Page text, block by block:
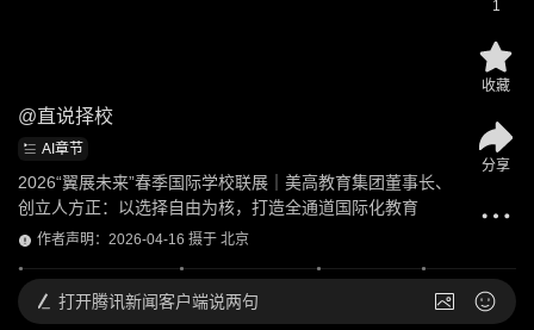
@直说择校
AI章节
2026“翼展未来”春季国际学校联展｜美高教育集团董事长、
创立人方正：以选择自由为核，打造全通道国际化教育
作者声明：2026-04-16 摄于 北京
1
收藏
分享
打开腾讯新闻客户端说两句